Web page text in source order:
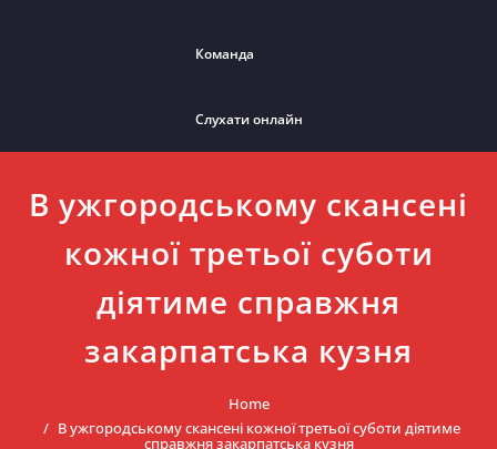
Команда
Слухати онлайн
В ужгородському скансені
кожної третьої суботи
діятиме справжня
закарпатська кузня
Home
В ужгородському скансені кожної третьої суботи діятиме
справжня закарпатська кузня